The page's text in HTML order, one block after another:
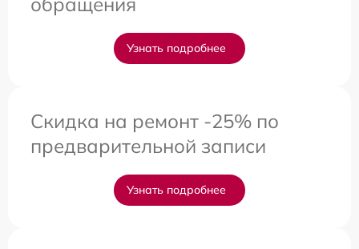
Узнать подробнее
Скидка на ремонт -25% по
предварительной записи
Узнать подробнее